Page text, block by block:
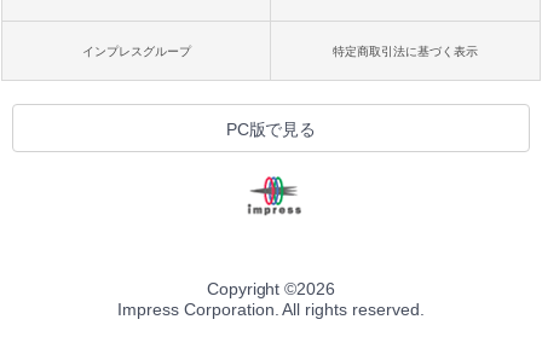
インプレスグループ 特定商取引法に基づく表示
PC版で見る
Copyright ©2026
Impress Corporation. All rights reserved.